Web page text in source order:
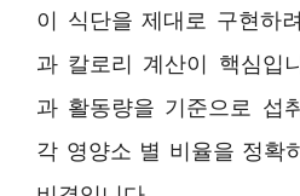
이 식단을 제대로 구현하
과 칼로리 계산이 핵심입
과 활동량을 기준으로 섭
각 영양소 별 비율을 정확